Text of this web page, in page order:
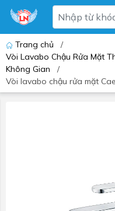
Trang chủ
/
Vòi Lavabo Chậu Rửa Mặt
Không Gian
/
Vòi lavabo chậu rửa mặt